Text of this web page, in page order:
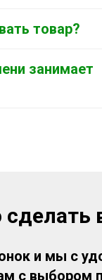
товар?
занимает
сделать
и мы с
с выбором